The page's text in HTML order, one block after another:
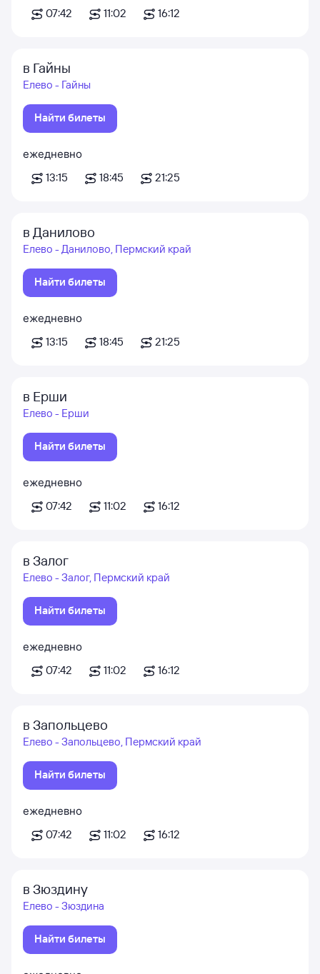
07:42
11:02 16:12
в Гайны
Елево - Гайны
Найти билеты
ежедневно
13:15
18:45 21:25
в Данилово
Елево - Данилово, Пермский край
Найти билеты
ежедневно
13:15
18:45 21:25
в Ерши
Елево - Ерши
Найти билеты
ежедневно
07:42
11:02 16:12
в Залог
Елево - Залог, Пермский край
Найти билеты
ежедневно
07:42
11:02 16:12
в Запольцево
Елево - Запольцево, Пермский край
Найти билеты
ежедневно
07:42
11:02 16:12
в Зюздину
Елево - Зюздина
Найти билеты